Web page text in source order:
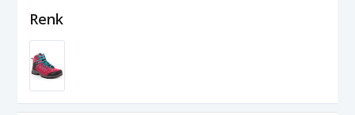
Renk